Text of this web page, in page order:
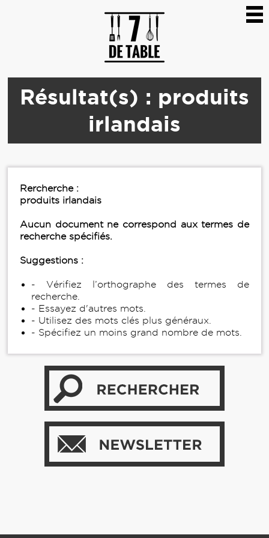
Résultat(s) : produits
irlandais
Rercherche :
produits irlandais
Aucun document ne correspond aux termes de
recherche spécifiés.
Suggestions :
- Vérifiez l’orthographe des termes de
recherche.
- Essayez d'autres mots.
- Utilisez des mots clés plus généraux.
- Spécifiez un moins grand nombre de mots.